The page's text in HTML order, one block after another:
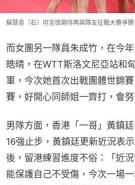
蘇慧音（右）坦言很期待再與隊友征戰大賽爭勝
而女團另一隊員朱成竹，在今
皓晴，在WTT斯洛文尼亞站和
軍，今次她首次出戰團體世錦
賽，好開心同師姐一齊打，會努
男隊方面，香港「一哥」黃鎮
16強止步，黃鎮廷更新近況表
後，留港練習進度不俗：「近
能保護自己不受傷，今次一場